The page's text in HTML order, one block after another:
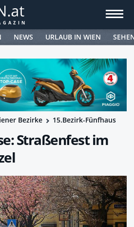
NEWS URLAUB IN WIEN
Bezirke 15.Bezirk-Fünfhaus
Straßenfest im